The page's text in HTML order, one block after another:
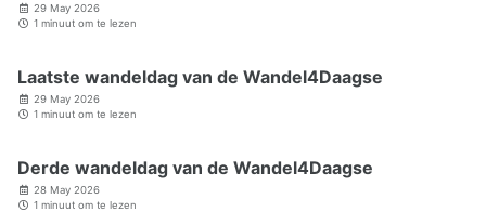
29 May 2026
1 minuut om te lezen
Laatste wandeldag van de Wandel4Daagse
29 May 2026
1 minuut om te lezen
Derde wandeldag van de Wandel4Daagse
28 May 2026
1 minuut om te lezen